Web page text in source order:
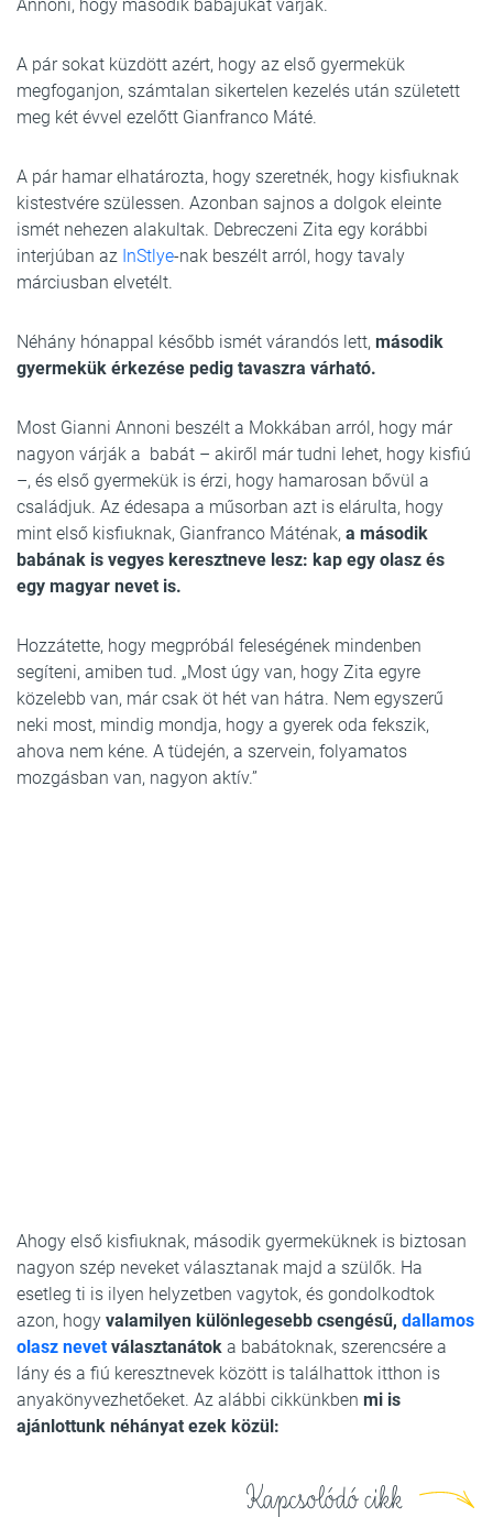
Annoni, hogy második babájukat várják.
A pár sokat küzdött azért, hogy az első gyermekük
megfoganjon, számtalan sikertelen kezelés után született
meg két évvel ezelőtt Gianfranco Máté.
A pár hamar elhatározta, hogy szeretnék, hogy kisfiuknak
kistestvére szülessen. Azonban sajnos a dolgok eleinte
ismét nehezen alakultak. Debreczeni Zita egy korábbi
interjúban az InStlye-nak beszélt arról, hogy tavaly
márciusban elvetélt.
Néhány hónappal később ismét várandós lett, második
gyermekük érkezése pedig tavaszra várható.
Most Gianni Annoni beszélt a Mokkában arról, hogy már
nagyon várják a babát – akiről már tudni lehet, hogy kisfiú
–, és első gyermekük is érzi, hogy hamarosan bővül a
családjuk. Az édesapa a műsorban azt is elárulta, hogy
mint első kisfiuknak, Gianfranco Máténak, a második
babának is vegyes keresztneve lesz: kap egy olasz és
egy magyar nevet is.
Hozzátette, hogy megpróbál feleségének mindenben
segíteni, amiben tud. „Most úgy van, hogy Zita egyre
közelebb van, már csak öt hét van hátra. Nem egyszerű
neki most, mindig mondja, hogy a gyerek oda fekszik,
ahova nem kéne. A tüdején, a szervein, folyamatos
mozgásban van, nagyon aktív.”
Ahogy első kisfiuknak, második gyermeküknek is biztosan
nagyon szép neveket választanak majd a szülők. Ha
esetleg ti is ilyen helyzetben vagytok, és gondolkodtok
azon, hogy valamilyen különlegesebb csengésű, dallamos
olasz nevetválasztanátok a babátoknak, szerencsére a
lány és a fiú keresztnevek között is találhattok itthon is
anyakönyvezhetőeket. Az alábbi cikkünkben mi is
ajánlottunk néhányat ezek közül:
Kapcsolódó cikk